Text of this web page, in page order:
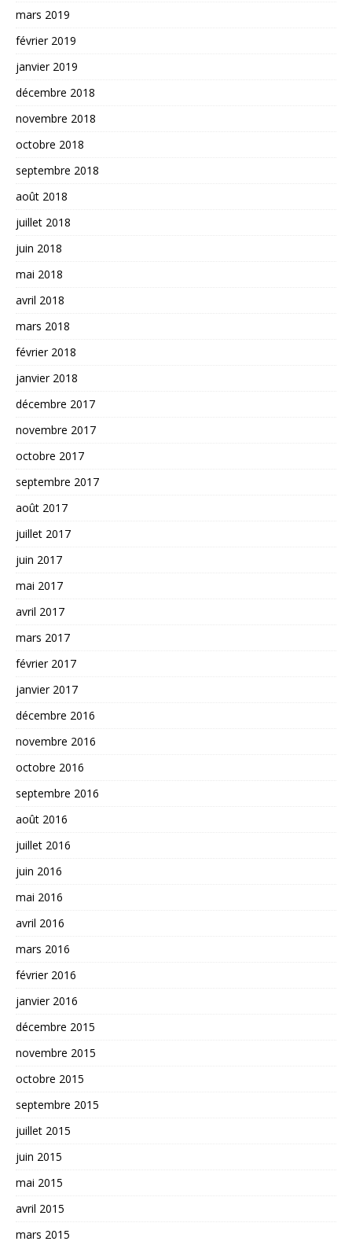
mars 2019
février 2019
janvier 2019
décembre 2018
novembre 2018
octobre 2018
septembre 2018
août 2018
juillet 2018
juin 2018
mai 2018
avril 2018
mars 2018
février 2018
janvier 2018
décembre 2017
novembre 2017
octobre 2017
septembre 2017
août 2017
juillet 2017
juin 2017
mai 2017
avril 2017
mars 2017
février 2017
janvier 2017
décembre 2016
novembre 2016
octobre 2016
septembre 2016
août 2016
juillet 2016
juin 2016
mai 2016
avril 2016
mars 2016
février 2016
janvier 2016
décembre 2015
novembre 2015
octobre 2015
septembre 2015
juillet 2015
juin 2015
mai 2015
avril 2015
mars 2015